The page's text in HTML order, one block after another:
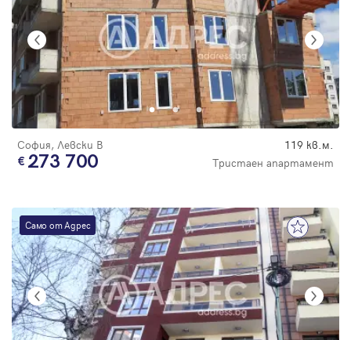
София, Левски В 119 кв.м.
273 700 Тристаен апартамент
Само от Адрес